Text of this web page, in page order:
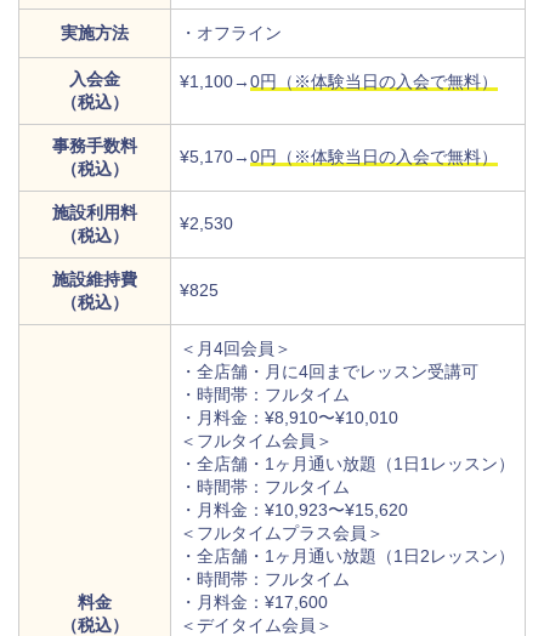
実施方法 ・オフライン
入会金
（税込）
¥1,100→0円（※体験当日の入会で無料）
事務手数料
（税込）
¥5,170→0円（※体験当日の入会で無料）
施設利用料
（税込）
¥2,530
施設維持費
（税込）
¥825
料金
（税込）
＜月4回会員＞
・全店舗・月に4回までレッスン受講可
・時間帯：フルタイム
・月料金：¥8,910〜¥10,010
＜フルタイム会員＞
・全店舗・1ヶ月通い放題（1日1レッスン）
・時間帯：フルタイム
・月料金：¥10,923〜¥15,620
＜フルタイムプラス会員＞
・全店舗・1ヶ月通い放題（1日2レッスン）
・時間帯：フルタイム
・月料金：¥17,600
＜デイタイム会員＞